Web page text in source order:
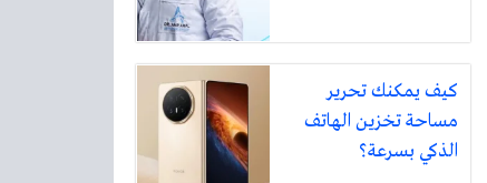
كيف يمكنك تحرير
مساحة تخزين الهاتف
الذكي بسرعة؟